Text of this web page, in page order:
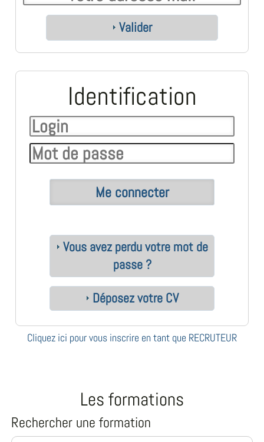
Valider
Identification
Vous avez perdu votre mot de
passe ?
Déposez votre CV
Cliquez ici pour vous inscrire en tant que RECRUTEUR
Les formations
Rechercher une formation